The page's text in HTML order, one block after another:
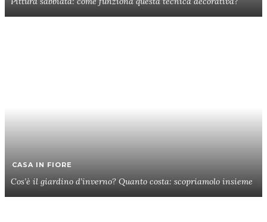
CASA IN FIORE
Cos’è il giardino d’inverno? Quanto costa: scopriamolo insieme